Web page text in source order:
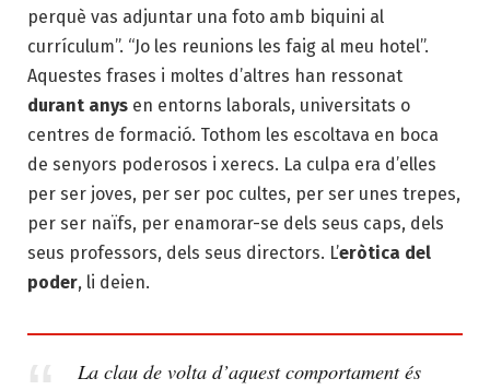
perquè vas adjuntar una foto amb biquini al
currículum”. “Jo les reunions les faig al meu hotel”.
Aquestes frases i moltes d’altres han ressonat
durant anys en entorns laborals, universitats o
centres de formació. Tothom les escoltava en boca
de senyors poderosos i xerecs. La culpa era d’elles
per ser joves, per ser poc cultes, per ser unes trepes,
per ser naïfs, per enamorar-se dels seus caps, dels
seus professors, dels seus directors. L’eròtica del
poder, li deien.
La clau de volta d’aquest comportament és